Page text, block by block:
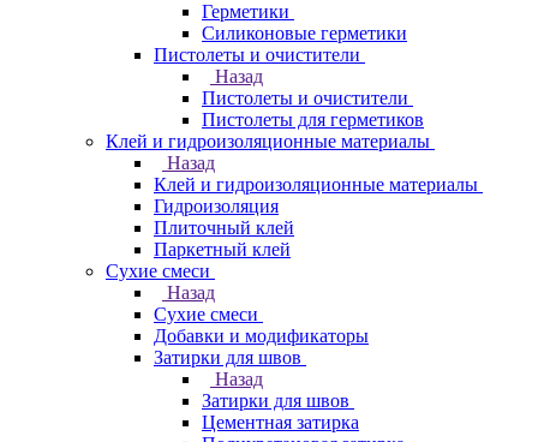
Герметики
Силиконовые герметики
Пистолеты и очистители
Назад
Пистолеты и очистители
Пистолеты для герметиков
Клей и гидроизоляционные материалы
Назад
Клей и гидроизоляционные материалы
Гидроизоляция
Плиточный клей
Паркетный клей
Сухие смеси
Назад
Сухие смеси
Добавки и модификаторы
Затирки для швов
Назад
Затирки для швов
Цементная затирка